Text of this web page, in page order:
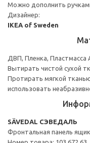
Можно дополнить
Дизайнер:
IKEA of Sweden
ДВП, Пленка, Пластмасса
Вытирать чистой сухой
Протирать мягкой
использовать
SÄVEDAL СЭВЕДАЛЬ
Фронтальная панель